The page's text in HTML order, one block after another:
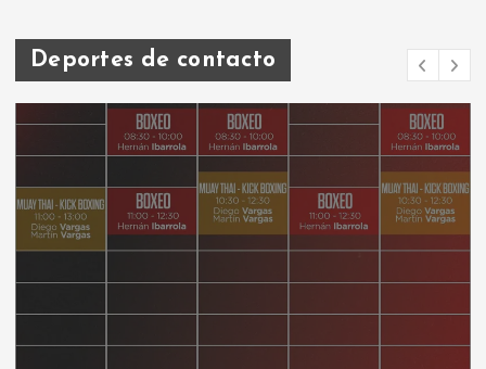
Deportes de contacto